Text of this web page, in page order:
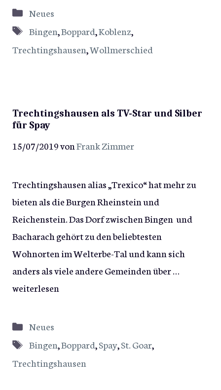
Kategorien
Neues
Schlagwörter
Bingen,Boppard,Koblenz,
Trechtingshausen,Wollmerschied
Trechtingshausen als TV-Star und Silber
für Spay
15/07/2019vonFrank Zimmer
Trechtingshausen alias „Trexico“ hat mehr zu
bieten als die Burgen Rheinstein und
Reichenstein. Das Dorf zwischen Bingen und
Bacharach gehört zu den beliebtesten
Wohnorten im Welterbe-Tal und kann sich
anders als viele andere Gemeinden über …
weiterlesen
Kategorien
Neues
Schlagwörter
Bingen,Boppard,Spay,St. Goar,
Trechtingshausen